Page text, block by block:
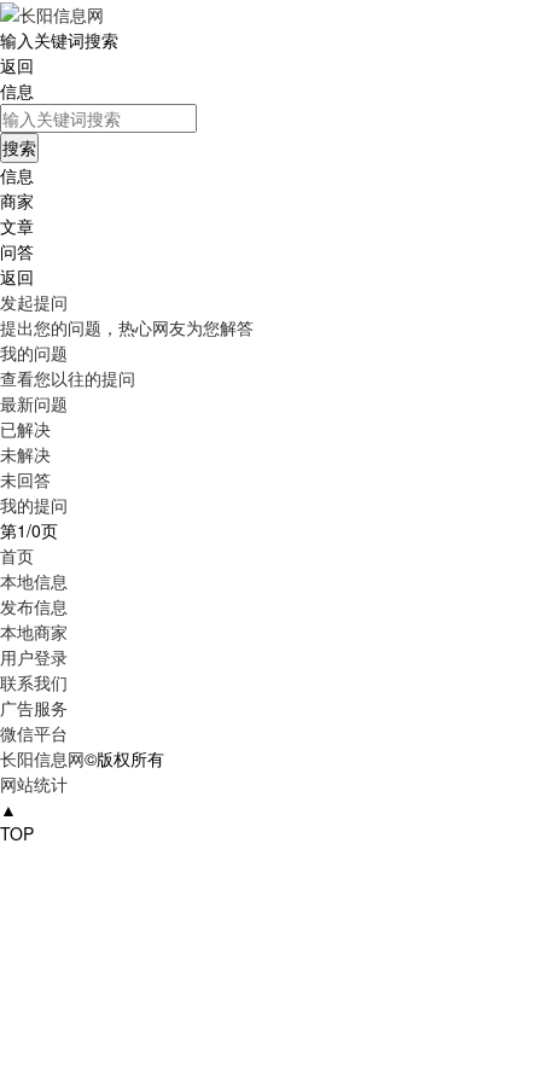
输入关键词搜索
返回
信息
信息
商家
文章
问答
返回
发起提问
提出您的问题，热心网友为您解答
我的问题
查看您以往的提问
最新问题
已解决
未解决
未回答
我的提问
第1/0页
首页
本地信息
发布信息
本地商家
用户登录
联系我们
广告服务
微信平台
长阳信息网©版权所有
网站统计
▲
TOP